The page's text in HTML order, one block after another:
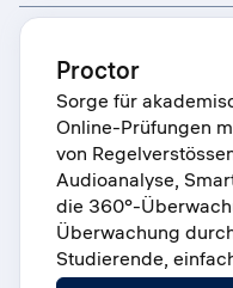
Proctor
Sorge für
Online-Prüfungen
von
Audioanalyse,
die 360°-
Überwachung
Studierende,